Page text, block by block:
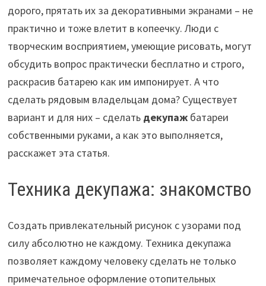
дорого, прятать их за декоративными экранами – не
практично и тоже влетит в копеечку. Люди с
творческим восприятием, умеющие рисовать, могут
обсудить вопрос практически бесплатно и строго,
раскрасив батарею как им импонирует. А что
сделать рядовым владельцам дома? Существует
вариант и для них – сделать декупажбатареи
собственными руками, а как это выполняется,
расскажет эта статья.
Техника декупажа: знакомство
Создать привлекательный рисунок с узорами под
силу абсолютно не каждому. Техника декупажа
позволяет каждому человеку сделать не только
примечательное оформление отопительных